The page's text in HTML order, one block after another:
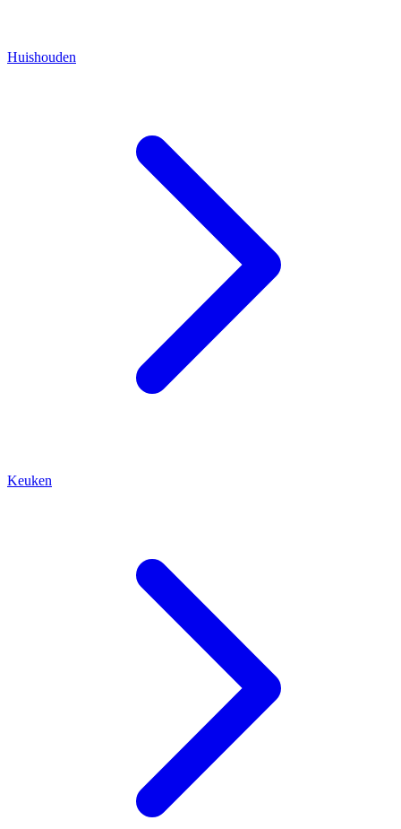
Huishouden
Keuken